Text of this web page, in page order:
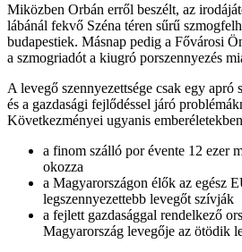
Miközben Orbán erről beszélt, az
lábánál fekvő Széna téren sűrű
budapestiek. Másnap pedig a Fővárosi
a szmogriadót a kiugró porszennyezés
A levegő szennyezettsége csak egy apró
és a gazdasági fejlődéssel járó
Következményei ugyanis
a finom szálló por évente 12 ezer
okozza
a Magyarországon élők az egész
legszennyezettebb levegőt szívják
a fejlett gazdasággal rendelkező
Magyarország levegője az ötödik